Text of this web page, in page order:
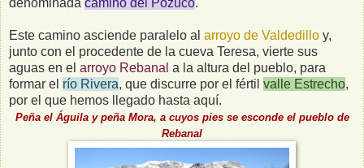
Este camino asciende paralelo al arroyo de Valdedillo y,
junto con el procedente de la cueva Teresa, vierte sus
aguas en el arroyo Rebanal a la altura del pueblo, para
formar el río Rivera, que discurre por el fértil valle Estrecho,
por el que hemos llegado hasta aquí.
Peña el Águila y peña Mora, a cuyos pies se esconde el pueblo de
Rebanal